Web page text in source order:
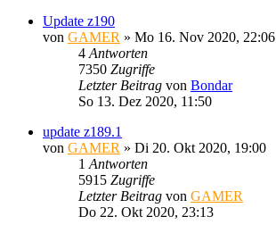
Update z190
von GAMER » Mo 16. Nov 2020, 22:06
4 Antworten
7350 Zugriffe
Letzter Beitrag von Bondar
So 13. Dez 2020, 11:50
update z189.1
von GAMER » Di 20. Okt 2020, 19:00
1 Antworten
5915 Zugriffe
Letzter Beitrag von GAMER
Do 22. Okt 2020, 23:13